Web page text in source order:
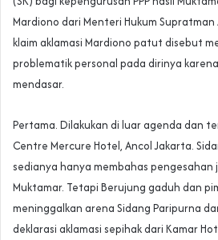
Mardiono dari Menteri Hukum Supratman
klaim aklamasi Mardiono patut disebut
problematik personal pada dirinya
mendasar.
Pertama. Dilakukan di luar agenda dan
Centre Mercure Hotel, Ancol Jakarta.
sedianya hanya membahas
Muktamar. Tetapi Berujung gaduh dan
meninggalkan arena Sidang Paripurna
deklarasi aklamasi sepihak dari Kamar